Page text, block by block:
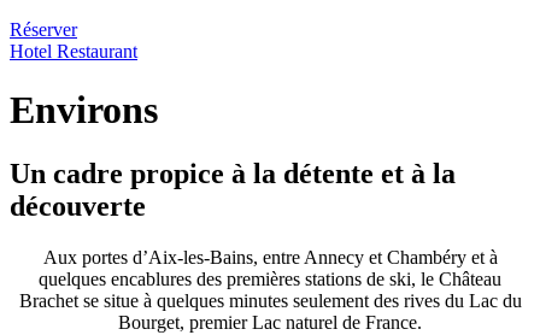
Réserver
Hotel Restaurant
Environs
Un cadre propice à la détente et à la
découverte
Aux portes d’Aix-les-Bains, entre Annecy et Chambéry et à
quelques encablures des premières stations de ski, le Château
Brachet se situe à quelques minutes seulement des rives du Lac du
Bourget, premier Lac naturel de France.